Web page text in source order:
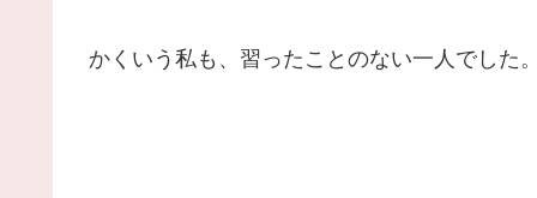
かくいう私も、習ったことのない一人でした。